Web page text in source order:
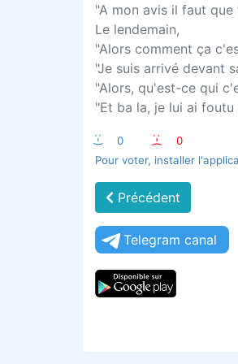
"A mon avis il faut
Le lendemain,
"Alors comment ça
"Je suis arrivé devant
"Alors, qu'est-ce qui
"Et ba la, je lui ai
:-) 0 :-(
0
Pour voter, installer
Précédent
Telegram canal